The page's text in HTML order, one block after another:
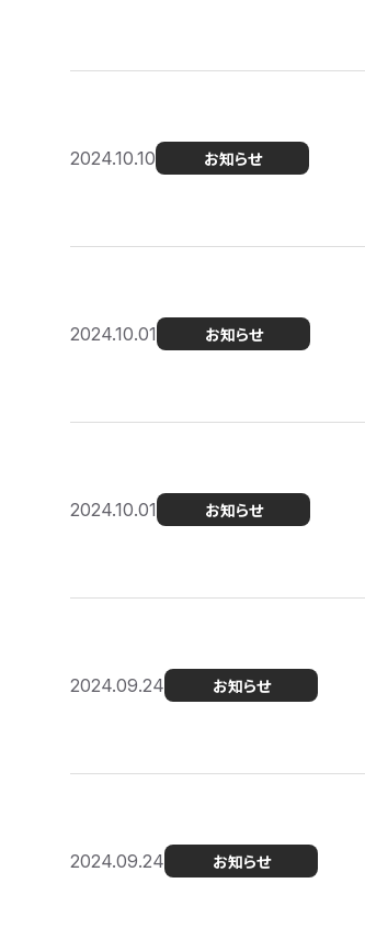
2024.10.10 お知らせ
2024.10.01 お知らせ
2024.10.01 お知らせ
2024.09.24 お知らせ
2024.09.24 お知らせ